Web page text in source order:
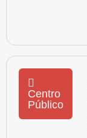
Centro
Público